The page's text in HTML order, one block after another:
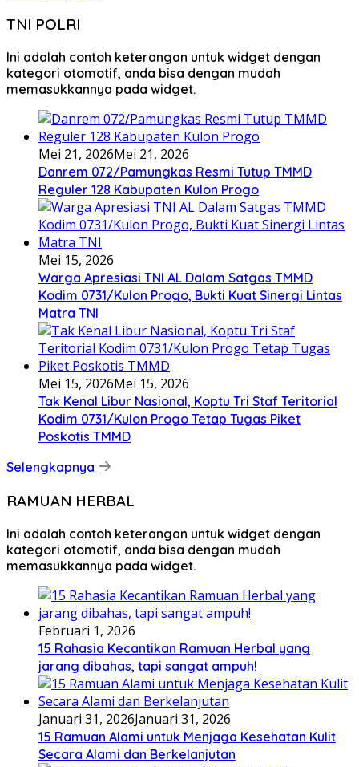
TNI POLRI
Ini adalah contoh keterangan untuk widget dengan
kategori otomotif, anda bisa dengan mudah
memasukkannya pada widget.
Mei 21, 2026Mei 21, 2026
Danrem 072/Pamungkas Resmi Tutup TMMD
Reguler 128 Kabupaten Kulon Progo
Mei 15, 2026
Warga Apresiasi TNI AL Dalam Satgas TMMD
Kodim 0731/Kulon Progo, Bukti Kuat Sinergi Lintas
Matra TNI
Mei 15, 2026Mei 15, 2026
Tak Kenal Libur Nasional, Koptu Tri Staf Teritorial
Kodim 0731/Kulon Progo Tetap Tugas Piket
Poskotis TMMD
Selengkapnya
RAMUAN HERBAL
Ini adalah contoh keterangan untuk widget dengan
kategori otomotif, anda bisa dengan mudah
memasukkannya pada widget.
Februari 1, 2026
15 Rahasia Kecantikan Ramuan Herbal yang
jarang dibahas, tapi sangat ampuh!
Januari 31, 2026Januari 31, 2026
15 Ramuan Alami untuk Menjaga Kesehatan Kulit
Secara Alami dan Berkelanjutan